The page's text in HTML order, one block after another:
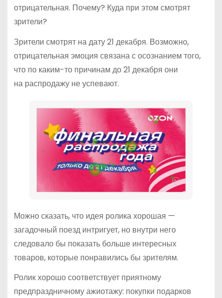
отрицательная. Почему? Куда при этом смотрят
зрители?
Зрители смотрят на дату 21 декабря. Возможно,
отрицательная эмоция связана с осознанием того,
что по каким-то причинам до 21 декабря они
на распродажу не успевают.
Можно сказать, что идея ролика хорошая —
загадочный поезд интригует, но внутри него
следовало бы показать больше интересных
товаров, которые понравились бы зрителям.
Ролик хорошо соответствует приятному
предпраздничному ажиотажу: покупки подарков